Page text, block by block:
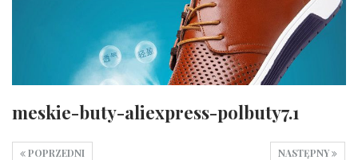
meskie-buty-aliexpress-polbuty7.1
NASTĘPNY
POPRZEDNI